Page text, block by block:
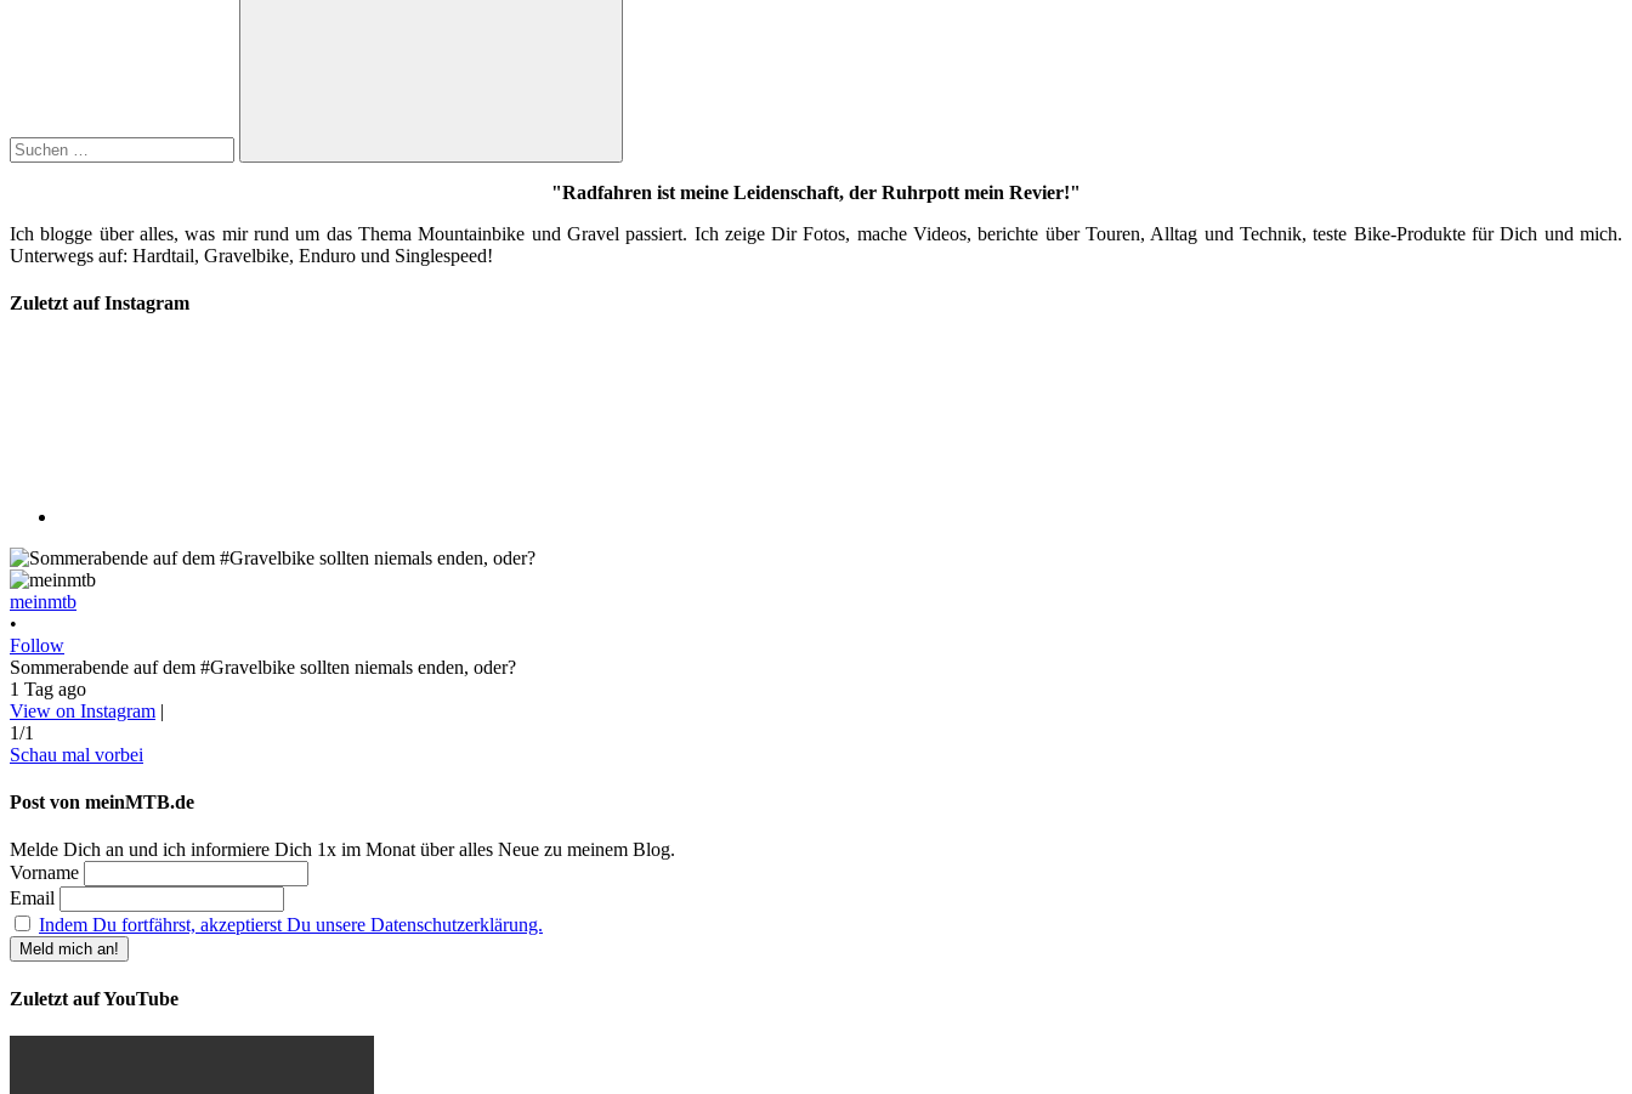
Suchen
"Radfahren ist meine Leidenschaft, der Ruhrpott mein Revier!"
Ich blogge über alles, was mir rund um das Thema Mountainbike und Gravel passiert. Ich zeige Dir Fotos, mache Videos, berichte über Touren, Alltag und Technik, teste Bike-Produkte für Dich und mich.
Unterwegs auf: Hardtail, Gravelbike, Enduro und Singlespeed!
Zuletzt auf Instagram
meinmtb
•
Follow
Sommerabende auf dem #Gravelbike sollten niemals enden, oder?
1 Tag ago
View on Instagram |
1/1
Schau mal vorbei
Post von meinMTB.de
Melde Dich an und ich informiere Dich 1x im Monat über alles Neue zu meinem Blog.
Vorname
Email
Indem Du fortfährst, akzeptierst Du unsere Datenschutzerklärung.
Zuletzt auf YouTube